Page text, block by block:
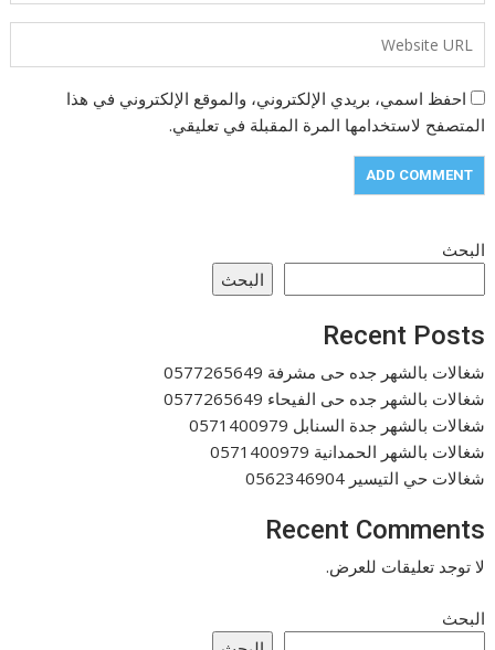
احفظ اسمي، بريدي الإلكتروني، والموقع الإلكتروني في هذا
المتصفح لاستخدامها المرة المقبلة في تعليقي.
البحث
البحث
Recent Posts
شغالات بالشهر جده حى مشرفة 0577265649
شغالات بالشهر جده حى الفيحاء 0577265649
شغالات بالشهر جدة السنابل 0571400979
شغالات بالشهر الحمدانية 0571400979
شغالات حي التيسير 0562346904
Recent Comments
لا توجد تعليقات للعرض.
البحث